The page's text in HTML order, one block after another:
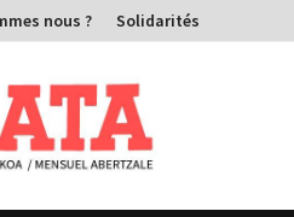
nous ? Solidarités